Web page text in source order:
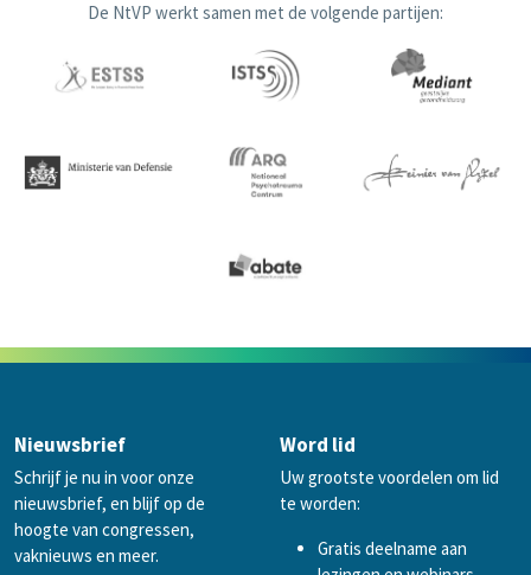
De NtVP werkt samen met de volgende partijen:
Nieuwsbrief
Schrijf je nu in voor onze
nieuwsbrief, en blijf op de
hoogte van congressen,
vaknieuws en meer.
Word lid
Uw grootste voordelen om lid
te worden:
Gratis deelname aan